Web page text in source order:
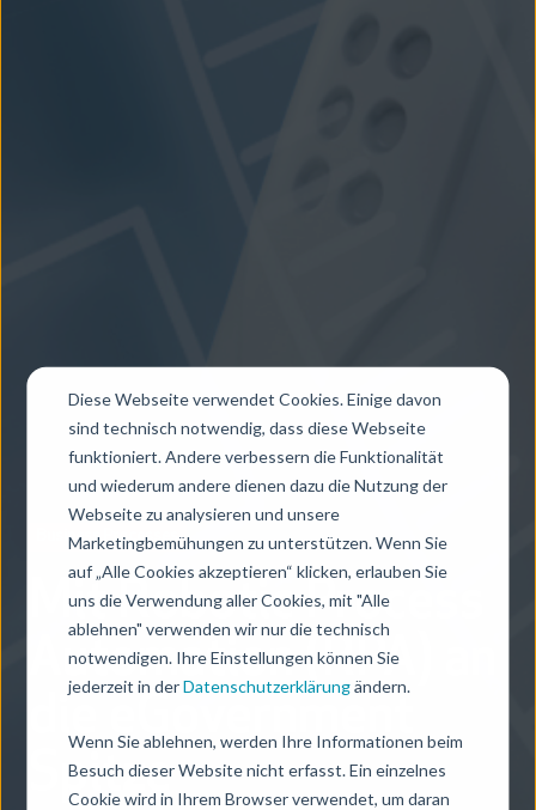
Diese Webseite verwendet Cookies. Einige davon
sind technisch notwendig, dass diese Webseite
funktioniert. Andere verbessern die Funktionalität
und wiederum andere dienen dazu die Nutzung der
Webseite zu analysieren und unsere
Marketingbemühungen zu unterstützen. Wenn Sie
auf „Alle Cookies akzeptieren“ klicken, erlauben Sie
uns die Verwendung aller Cookies, mit "Alle
ablehnen" verwenden wir nur die technisch
notwendigen. Ihre Einstellungen können Sie
jederzeit in derDatenschutzerklärungändern.
Wenn Sie ablehnen, werden Ihre Informationen beim
Besuch dieser Website nicht erfasst. Ein einzelnes
Cookie wird in Ihrem Browser verwendet, um daran
Business Processes
Mit Robotic Process
Automation (RPA) an
Spitze